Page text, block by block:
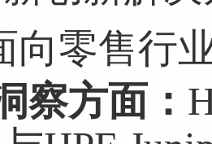
向零售行
察方面：